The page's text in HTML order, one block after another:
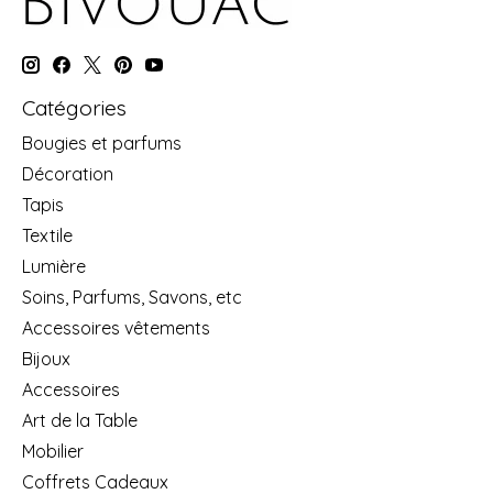
Catégories
Bougies et parfums
Décoration
Tapis
Textile
Lumière
Soins, Parfums, Savons, etc
Accessoires vêtements
Bijoux
Accessoires
Art de la Table
Mobilier
Coffrets Cadeaux